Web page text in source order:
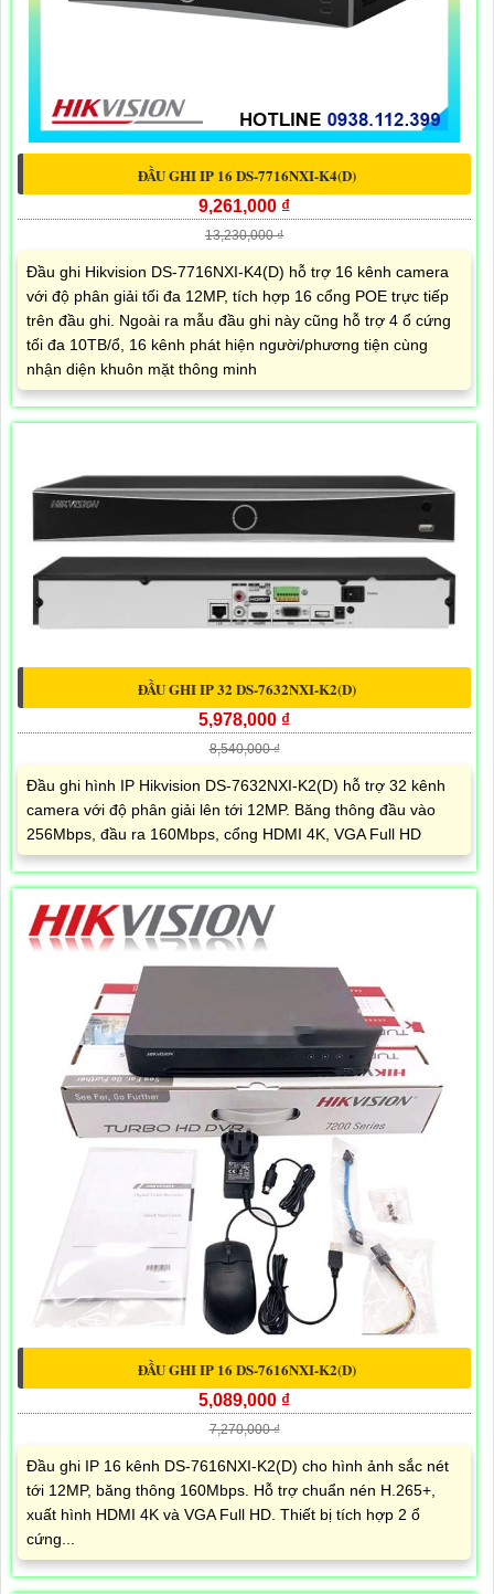
ĐẦU GHI IP 16 DS-7716NXI-K4(D)
9,261,000 ₫
13,230,000 ₫
Đầu ghi Hikvision DS-7716NXI-K4(D) hỗ trợ 16 kênh camera
với độ phân giải tối đa 12MP, tích hợp 16 cổng POE trực tiếp
trên đầu ghi. Ngoài ra mẫu đầu ghi này cũng hỗ trợ 4 ổ cứng
tối đa 10TB/ổ, 16 kênh phát hiện người/phương tiện cùng
nhận diện khuôn mặt thông minh
ĐẦU GHI IP 32 DS-7632NXI-K2(D)
5,978,000 ₫
8,540,000 ₫
Đầu ghi hình IP Hikvision DS-7632NXI-K2(D) hỗ trợ 32 kênh
camera với độ phân giải lên tới 12MP. Băng thông đầu vào
256Mbps, đầu ra 160Mbps, cổng HDMI 4K, VGA Full HD
ĐẦU GHI IP 16 DS-7616NXI-K2(D)
5,089,000 ₫
7,270,000 ₫
Đầu ghi IP 16 kênh DS-7616NXI-K2(D) cho hình ảnh sắc nét
tới 12MP, băng thông 160Mbps. Hỗ trợ chuẩn nén H.265+,
xuất hình HDMI 4K và VGA Full HD. Thiết bị tích hợp 2 ổ
cứng...